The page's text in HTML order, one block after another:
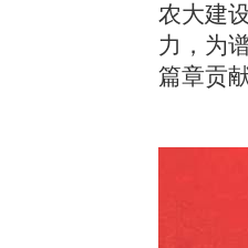
农大建
力，为
篇章贡